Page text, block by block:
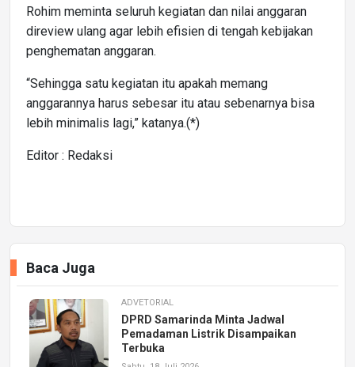
Rohim meminta seluruh kegiatan dan nilai anggaran
direview ulang agar lebih efisien di tengah kebijakan
penghematan anggaran.
“Sehingga satu kegiatan itu apakah memang
anggarannya harus sebesar itu atau sebenarnya bisa
lebih minimalis lagi,” katanya.(*)
Editor : Redaksi
Baca Juga
ADVETORIAL
DPRD Samarinda Minta Jadwal
Pemadaman Listrik Disampaikan
Terbuka